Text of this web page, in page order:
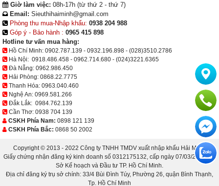
Giờ làm việc: 08h-17h (từ thứ 2 - thứ 7)
Email: Sieuthihaiminh@gmail.com
Phòng thu mua-Nhập khẩu: 0938 204 988
Góp ý - Bảo hành : 0965 415 898
Hotline tư vấn mua hàng:
Hồ Chí Minh: 0902.787.139 - 0932.196.898 - (028)3510.2786
Hà Nội: 0918.486.458 - 0962.714.680 - (024)3221.6365
Đà Nẵng: 0962.986.450
Hải Phòng: 0868.22.7775
Thanh Hóa: 0963.040.460
Nghệ An: 0969.581.266
Đắk Lắk: 0984.762.139
Cần Thơ: 0938 704 139
CSKH Phía Nam: 0898 121 139
CSKH Phía Bắc: 0868 50 2002
Copyright © 2013 - 2022 Công ty TNHH TMDV xuất nhập khẩu Hải Minh.
Giấy chứng nhận đăng ký kinh doanh số 0312175132, cấp ngày 07/03/2013 bởi
Sở Kế hoạch và Đầu tư TP. Hồ Chí Minh.
Địa chỉ đăng ký trụ sở chính: 33/4 Bùi Đình Túy, Phường 26, quận Bình Thạnh,
Tp. Hồ Chí Minh